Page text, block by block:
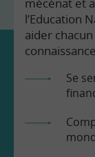
l’Education
aider
Se